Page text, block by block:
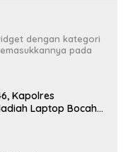
dengan kategori
pada
Kapolres
Laptop Bocah